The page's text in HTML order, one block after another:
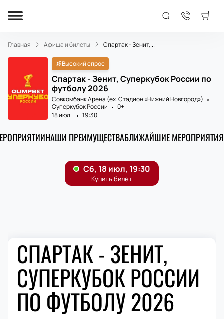
Главная Афиша и билеты Спартак - Зенит,...
Высокий спрос
Спартак - Зенит, Суперкубок России по
футболу 2026
Совкомбанк Арена (ex. Стадион «Нижний Новгород»)
Суперкубок России
0+
18 июл.
19:30
НАШИ ПРЕИМУЩЕСТВАБЛИЖАЙШИЕ МЕРОПРИЯТИЯ
СПАРТАК - ЗЕНИТ,
СУПЕРКУБОК РОССИИ
ПО ФУТБОЛУ 2026